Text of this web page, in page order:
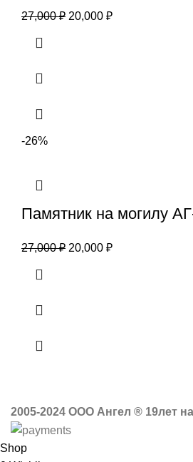
27,000₽ 20,000 ₽
-26%
Памятник на могилу
27,000₽ 20,000 ₽
2005-2024 ООО Ангел ® 19лет
Shop